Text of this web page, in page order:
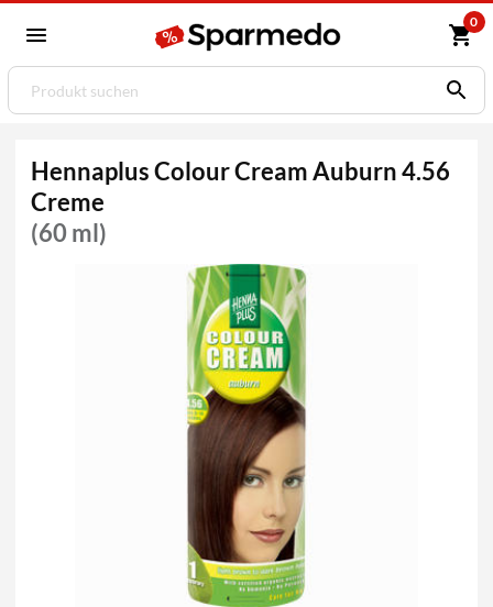
0
Hennaplus Colour Cream Auburn 4.56
Creme
(60 ml)